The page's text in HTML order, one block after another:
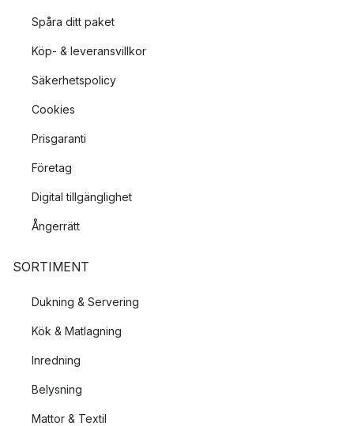
Spåra ditt paket
Köp- & leveransvillkor
Säkerhetspolicy
Cookies
Prisgaranti
Företag
Digital tillgänglighet
Ångerrätt
SORTIMENT
Dukning & Servering
Kök & Matlagning
Inredning
Belysning
Mattor & Textil